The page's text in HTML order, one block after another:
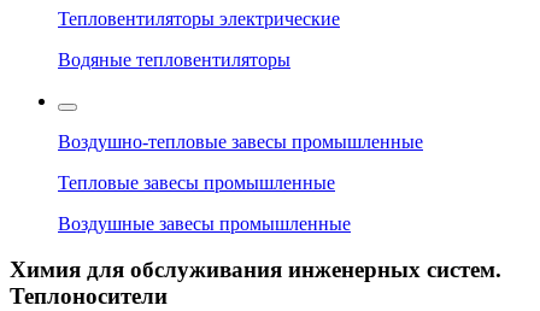
Тепловентиляторы электрические
Водяные тепловентиляторы
Воздушно-тепловые завесы промышленные
Тепловые завесы промышленные
Воздушные завесы промышленные
Химия для обслуживания инженерных систем.
Теплоносители